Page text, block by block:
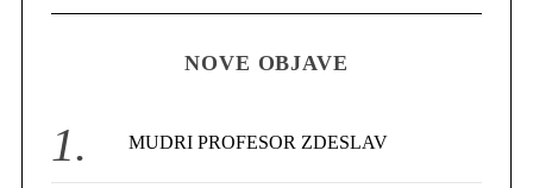
o
C
NOVE OBJAVE
MUDRI PROFESOR ZDESLAV